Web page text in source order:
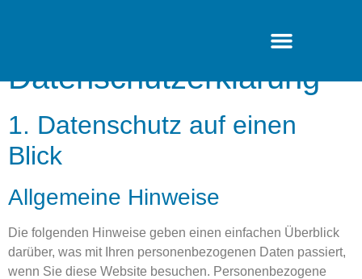
Datenschutz­erklärung
1. Datenschutz auf einen
Blick
Allgemeine Hinweise
Die folgenden Hinweise geben einen einfachen Überblick
darüber, was mit Ihren personenbezogenen Daten passiert,
wenn Sie diese Website besuchen. Personenbezogene